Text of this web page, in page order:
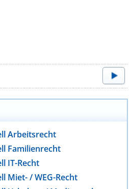
Arbeitsrecht
Familienrecht
IT-Recht
Miet- / WEG-Recht